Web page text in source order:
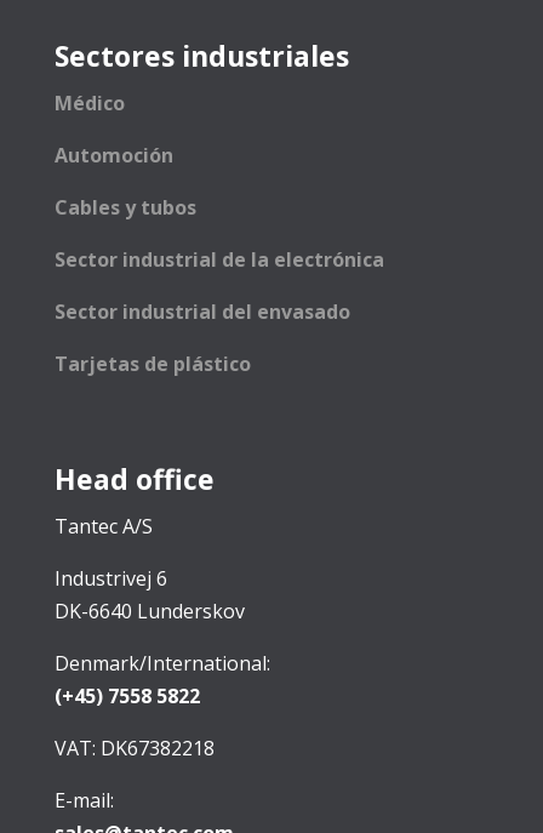
Sectores industriales
Médico
Automoción
Cables y tubos
Sector industrial de la electrónica
Sector industrial del envasado
Tarjetas de plástico
Head office
Tantec A/S
Industrivej 6
DK-6640 Lunderskov
Denmark/International:
(+45) 7558 5822
VAT: DK67382218
E-mail: